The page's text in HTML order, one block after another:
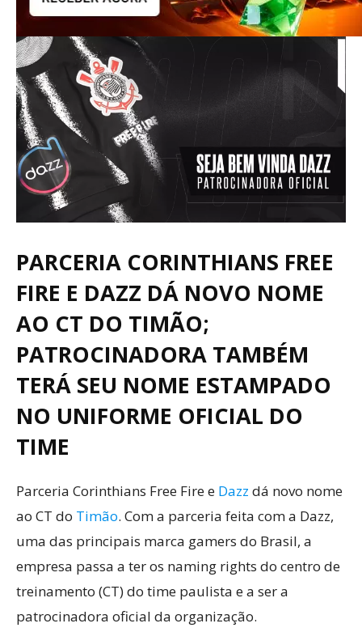
PARCERIA CORINTHIANS FREE
FIRE E DAZZ DÁ NOVO NOME
AO CT DO TIMÃO;
PATROCINADORA TAMBÉM
TERÁ SEU NOME ESTAMPADO
NO UNIFORME OFICIAL DO
TIME
Parceria Corinthians Free Fire e Dazz dá novo nome
ao CT do Timão. Com a parceria feita com a Dazz,
uma das principais marca gamers do Brasil, a
empresa passa a ter os naming rights do centro de
treinamento (CT) do time paulista e a ser a
patrocinadora oficial da organização.